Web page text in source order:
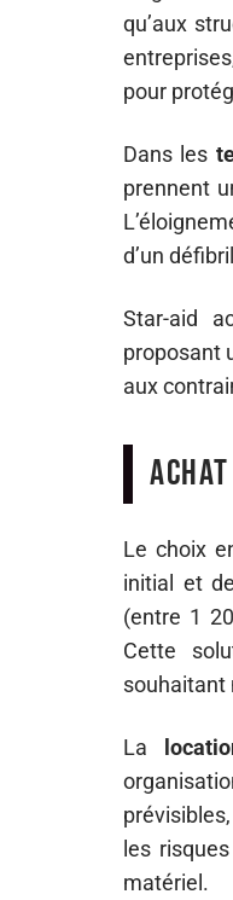
qu’aux
pour
Dans les
prennent
d’un
Star-aid
proposant
aux
Le choix
initial et
(entre 1
Cette
souhaitant
La
les
matériel.